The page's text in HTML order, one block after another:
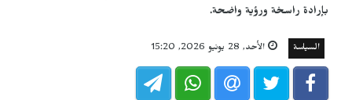
بإرادة راسخة ورؤية واضحة.
السياسة الأحد, 28 يونيو 2026, 15:20